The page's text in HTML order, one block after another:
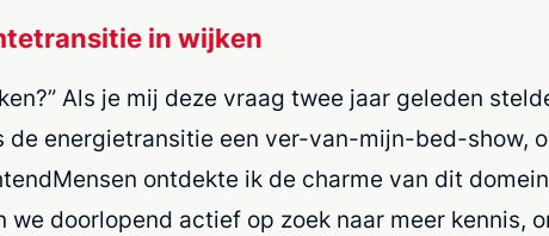
in wijken
Als je mij deze vraag twee jaar geleden
de energietransitie een ver-van-mijn-bed-show,
ontdekte ik de charme van dit
we doorlopend actief op zoek naar meer kennis,